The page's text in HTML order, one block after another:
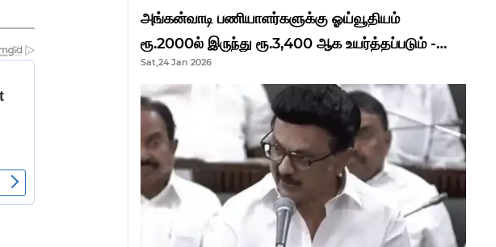
அங்கன்வாடி பணியாளர்களுக்கு ஓய்வூதியம்
ரூ.2000ல் இருந்து ரூ.3,400 ஆக உயர்த்தப்படும் -
முதல்வர் மு.க.ஸ்டாலின்..!
Sat,24 Jan 2026